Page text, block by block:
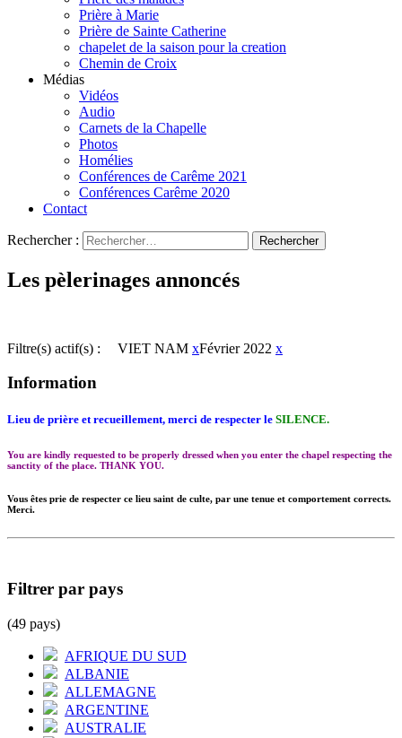
Prière à Marie
Prière de Sainte Catherine
chapelet de la saison pour la creation
Chemin de Croix
Médias
Vidéos
Audio
Carnets de la Chapelle
Photos
Homélies
Conférences de Carême 2021
Conférences Carême 2020
Contact
Rechercher :
Les pèlerinages annoncés
Filtre(s) actif(s) : VIET NAM xFévrier 2022 x
Information
Lieu de prière et recueillement, merci de respecter le SILENCE.
You are kindly requested to be properly dressed when you enter the chapel respecting the
sanctity of the place. THANK YOU.
Vous êtes prie de respecter ce lieu saint de culte, par une tenue et comportement corrects.
Merci.
Filtrer par pays
(49 pays)
AFRIQUE DU SUD
ALBANIE
ALLEMAGNE
ARGENTINE
AUSTRALIE